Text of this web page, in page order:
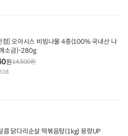
소금)-280g
원14,500원
콤 닭다리순살 떡볶음탕(1kg) 용량UP